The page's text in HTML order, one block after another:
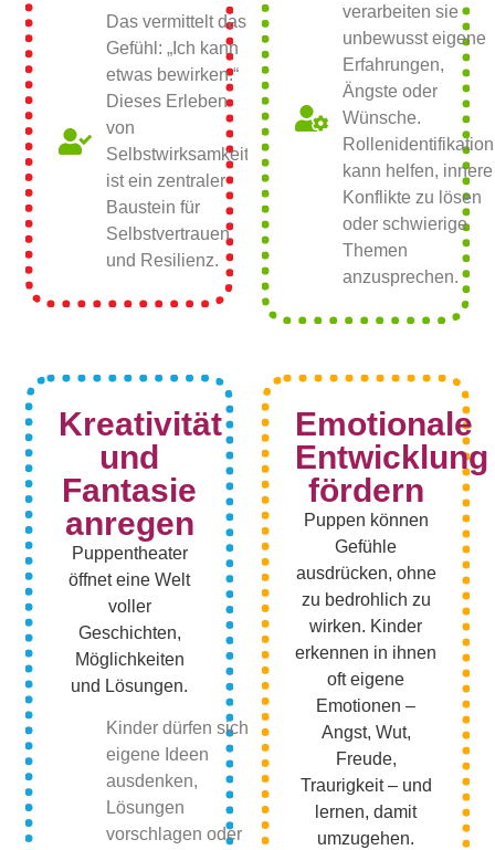
Das vermittelt das
Gefühl: „Ich kann
etwas bewirken.“
Dieses Erleben
von
Selbstwirksamkeit
ist ein zentraler
Baustein für
Selbstvertrauen
und Resilienz.
verarbeiten sie
unbewusst eigene
Erfahrungen,
Ängste oder
Wünsche.
Rollenidentifikation
kann helfen, innere
Konflikte zu lösen
oder schwierige
Themen
anzusprechen.
Kreativität
und
Fantasie
anregen
Puppentheater
öffnet eine Welt
voller
Geschichten,
Möglichkeiten
und Lösungen.
Kinder dürfen sich
eigene Ideen
ausdenken,
Lösungen
vorschlagen oder
Emotionale
Entwicklung
fördern
Puppen können
Gefühle
ausdrücken, ohne
zu bedrohlich zu
wirken. Kinder
erkennen in ihnen
oft eigene
Emotionen –
Angst, Wut,
Freude,
Traurigkeit – und
lernen, damit
umzugehen.